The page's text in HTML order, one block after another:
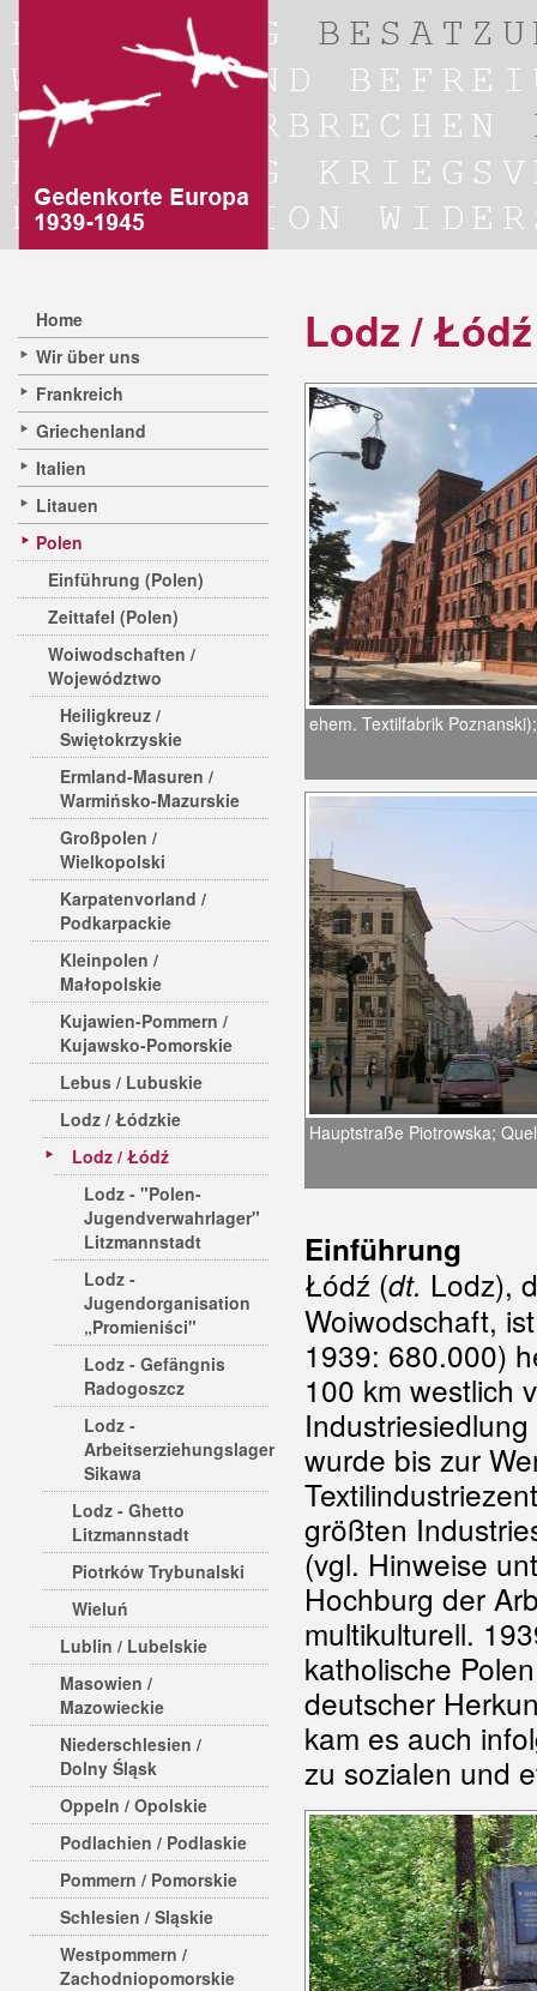
Home
Wir über uns
Frankreich
Griechenland
Italien
Litauen
Polen
Einführung (Polen)
Zeittafel (Polen)
Woiwodschaften /
Województwo
Heiligkreuz /
Swiętokrzyskie
Ermland-Masuren /
Warmińsko-Mazurskie
Großpolen /
Wielkopolski
Karpatenvorland /
Podkarpackie
Kleinpolen /
Małopolskie
Kujawien-Pommern /
Kujawsko-Pomorskie
Lebus / Lubuskie
Lodz / Łódzkie
Lodz / Łódź
Lodz - "Polen-
Jugendverwahrlager"
Litzmannstadt
Lodz -
Jugendorganisation
„Promieniści"
Lodz - Gefängnis
Radogoszcz
Lodz -
Arbeitserziehungslager
Sikawa
Lodz - Ghetto
Litzmannstadt
Piotrków Trybunalski
Wieluń
Lublin / Lubelskie
Masowien /
Mazowieckie
Niederschlesien /
Dolny Śląsk
Oppeln / Opolskie
Podlachien / Podlaskie
Pommern / Pomorskie
Schlesien / Sląskie
Westpommern /
Zachodniopomorskie
Lodz / Łódź
ehem. Textilfabrik
Hauptstraße Piotrowska;
Einführung
Łódź (dt. Lodz),
Woiwodschaft,
1939: 680.000)
100 km westlich
wurde bis zur
größten
(vgl. Hinweise
Hochburg der
multikulturell.
katholische
deutscher
kam es auch
zu sozialen und